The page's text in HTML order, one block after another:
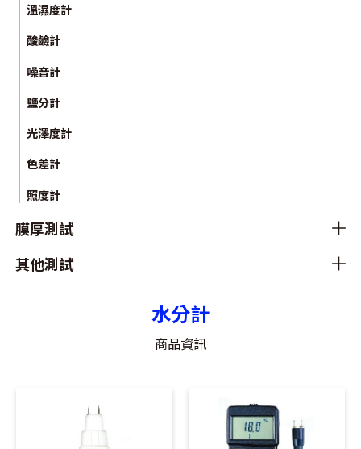
溫濕度計
酸鹼計
噪音計
鹽分計
光澤度計
色差計
照度計
膜厚測試
其他測試
水分計
商品資訊